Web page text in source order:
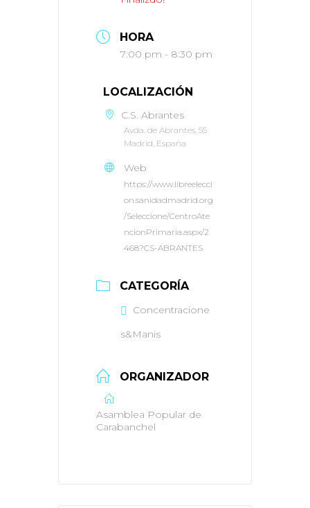
HORA
7:00 pm - 8:30 pm
LOCALIZACIÓN
C.S. Abrantes
Avda. de Abrantes, 55
Madrid, España
Web
https://www.libreelecci
on.sanidadmadrid.org
/Seleccione/CentroAte
ncionPrimaria.aspx/2
468?CS-ABRANTES
CATEGORÍA
Concentracione
s&Manis
ORGANIZADOR
Asamblea Popular de
Carabanchel